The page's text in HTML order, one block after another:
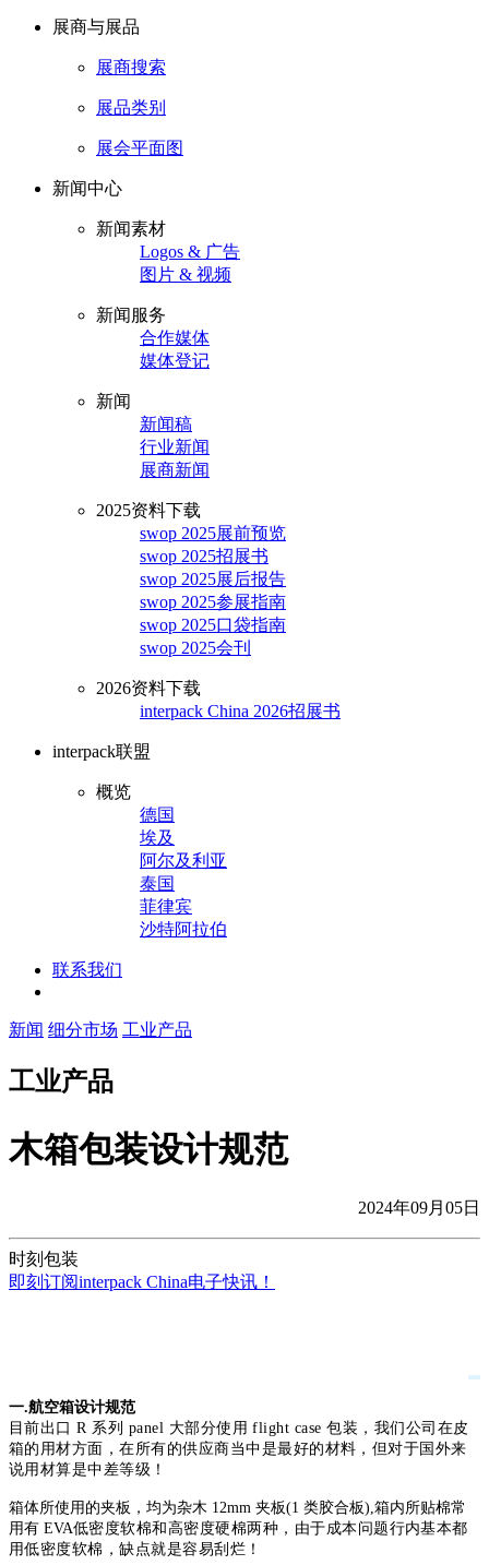
展商与展品
展商搜索
展品类别
展会平面图
新闻中心
新闻素材
Logos & 广告
图片 & 视频
新闻服务
合作媒体
媒体登记
新闻
新闻稿
行业新闻
展商新闻
2025资料下载
swop 2025展前预览
swop 2025招展书
swop 2025展后报告
swop 2025参展指南
swop 2025口袋指南
swop 2025会刊
2026资料下载
interpack China 2026招展书
interpack联盟
概览
德国
埃及
阿尔及利亚
泰国
菲律宾
沙特阿拉伯
联系我们
新闻 细分市场 工业产品
工业产品
木箱包装设计规范
2024年09月05日
时刻包装
即刻订阅interpack China电子快讯！
一.航空箱设计规范
目前出口 R 系列 panel 大部分使用 flight case 包装，我们公司在皮
箱的用材方面，在所有的供应商当中是最好的材料，但对于国外来
说用材算是中差等级！
箱体所使用的夹板，均为杂木 12mm 夹板(1 类胶合板),箱内所贴棉常
用有 EVA低密度软棉和高密度硬棉两种，由于成本问题行内基本都
用低密度软棉，缺点就是容易刮烂！